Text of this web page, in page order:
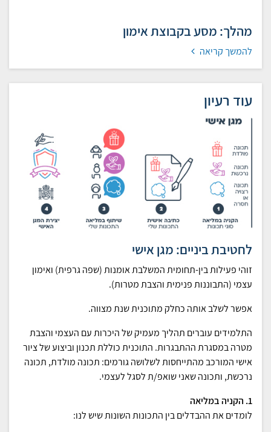
מהלך: מסע בקבוצת אימון
להמשך קריאה
עוד רעיון
לחטיבת ביניים: מגן אישי
זוהי פעילות בין-תחומית המשלבת אומנות (שפה גרפית) ואימון
עצמי (התבוננות פנימית והצבת מטרות).
אפשר לשלב אותה כחלק מתוכנית שנת מצווה.
התלמידים עוברים תהליך מעמיק של היכרות עם העצמי והצבת
מטרה במסגרת ההתבגרות. התוכנית כוללת תכנון וביצוע של ציור
אישי המורכב מהתייחסות לשלושה גורמים: תכונה מולדת, תכונה
נרכשת, ותכונה שאני שואפ/ת לסגל לעצמי.
1. הקניה במליאה
לומדים את ההבדלים בין התכונות השונות שיש לנו: